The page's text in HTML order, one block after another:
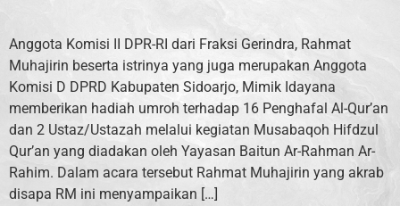
Anggota Komisi II DPR-RI dari Fraksi Gerindra, Rahmat
Muhajirin beserta istrinya yang juga merupakan Anggota
Komisi D DPRD Kabupaten Sidoarjo, Mimik Idayana
memberikan hadiah umroh terhadap 16 Penghafal Al-Qur’an
dan 2 Ustaz/Ustazah melalui kegiatan Musabaqoh Hifdzul
Qur’an yang diadakan oleh Yayasan Baitun Ar-Rahman Ar-
Rahim. Dalam acara tersebut Rahmat Muhajirin yang akrab
disapa RM ini menyampaikan […]